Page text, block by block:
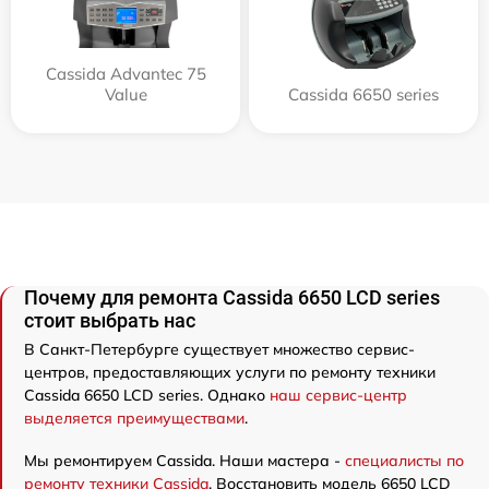
Cassida Advantec 75
Value
Cassida 6650 series
Почему для ремонта Cassida 6650 LCD series
стоит выбрать нас
В Санкт-Петербурге существует множество сервис-
центров, предоставляющих услуги по ремонту техники
Cassida 6650 LCD series. Однако наш сервис-центр
выделяется преимуществами.
Мы ремонтируем Cassida. Наши мастера - специалисты по
ремонту техники Cassida. Восстановить модель 6650 LCD